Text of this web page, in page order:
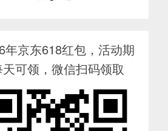
年京东618红包，活动期
可领，微信扫码领取